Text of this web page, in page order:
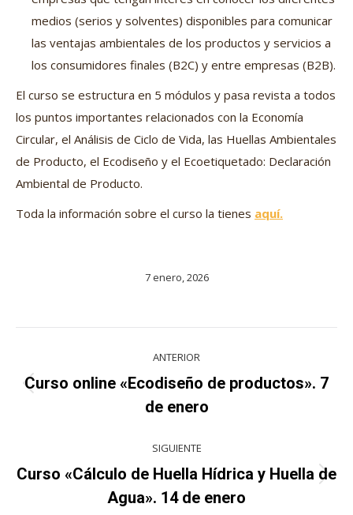
medios (serios y solventes) disponibles para comunicar
las ventajas ambientales de los productos y servicios a
los consumidores finales (B2C) y entre empresas (B2B).
El curso se estructura en 5 módulos y pasa revista a todos
los puntos importantes relacionados con la Economía
Circular, el Análisis de Ciclo de Vida, las Huellas Ambientales
de Producto, el Ecodiseño y el Ecoetiquetado: Declaración
Ambiental de Producto.
Toda la información sobre el curso la tienes aquí.
7 enero, 2026
entre
ANTERIOR
Proyecto
anterior
Curso online «Ecodiseño de productos». 7
de enero
SIGUIENTE
Proyecto
siguiente
Curso «Cálculo de Huella Hídrica y Huella de
Agua». 14 de enero